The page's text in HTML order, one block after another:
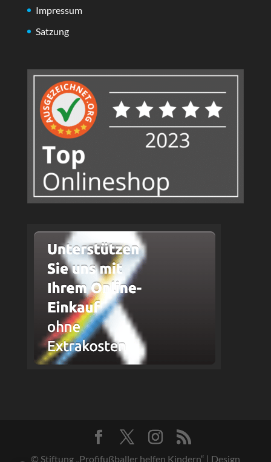
Impressum
Satzung
© Stiftung „Profifußballer helfen Kindern“ | Design